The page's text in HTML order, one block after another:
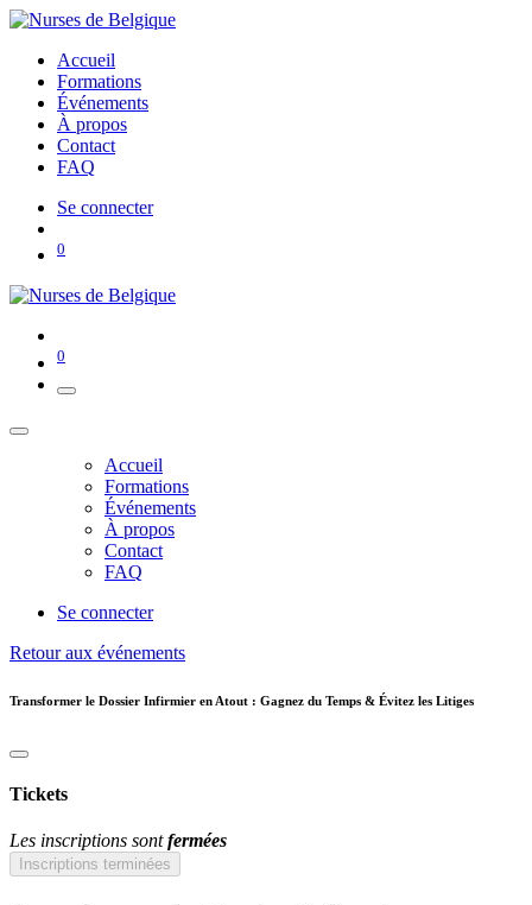
Accueil
Formations
Événements
À propos
Contact
FAQ
Se connecter
0
0
Accueil
Formations
Événements
À propos
Contact
FAQ
Se connecter
Retour aux événements
Transformer le Dossier Infirmier en Atout : Gagnez du Temps & Évitez les Litiges
Tickets
Les inscriptions sontfermées
Inscriptions terminées